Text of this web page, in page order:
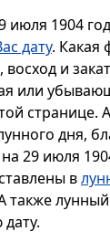
июля 1904
дату. Какая
и
или
странице.
дня,
29 июля
в
также